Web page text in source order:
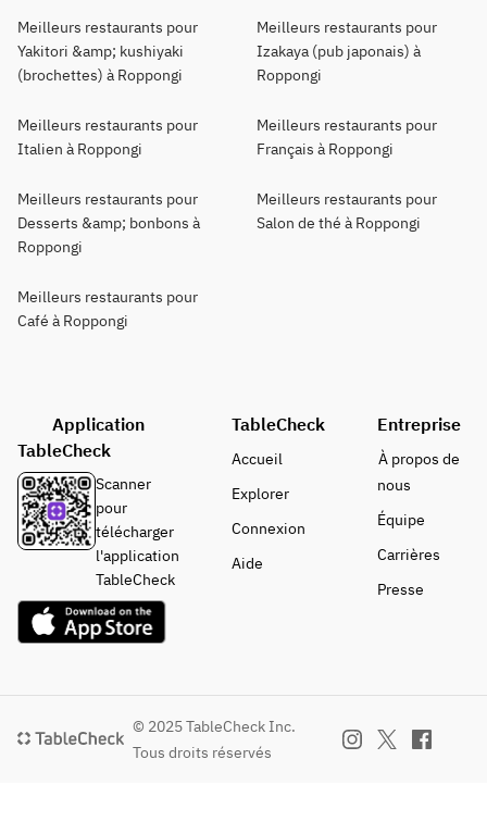
Meilleurs restaurants pour
Yakitori &amp; kushiyaki
(brochettes) à Roppongi
Meilleurs restaurants pour
Izakaya (pub japonais) à
Roppongi
Meilleurs restaurants pour
Italien à Roppongi
Meilleurs restaurants pour
Français à Roppongi
Meilleurs restaurants pour
Desserts &amp; bonbons à
Roppongi
Meilleurs restaurants pour
Salon de thé à Roppongi
Meilleurs restaurants pour
Café à Roppongi
Application
TableCheck
Scanner
pour
télécharger
l'application
TableCheck
TableCheck
Accueil
Explorer
Connexion
Aide
Entreprise
À propos de
nous
Équipe
Carrières
Presse
© 2025 TableCheck Inc.
Tous droits réservés